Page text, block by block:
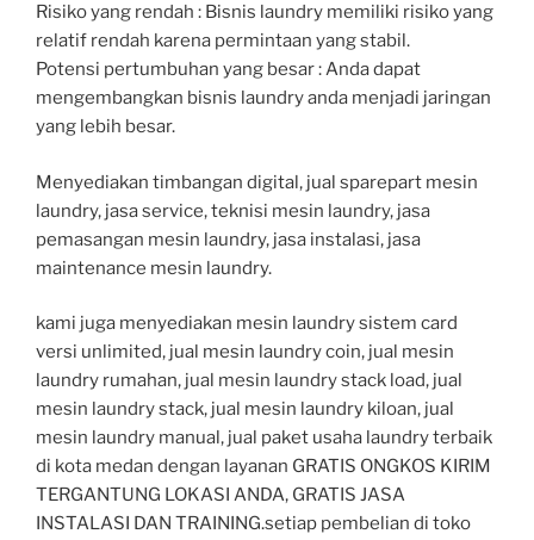
Risiko yang rendah : Bisnis laundry memiliki risiko yang
relatif rendah karena permintaan yang stabil.
Potensi pertumbuhan yang besar : Anda dapat
mengembangkan bisnis laundry anda menjadi jaringan
yang lebih besar.
Menyediakan timbangan digital, jual sparepart mesin
laundry, jasa service, teknisi mesin laundry, jasa
pemasangan mesin laundry, jasa instalasi, jasa
maintenance mesin laundry.
kami juga menyediakan mesin laundry sistem card
versi unlimited, jual mesin laundry coin, jual mesin
laundry rumahan, jual mesin laundry stack load, jual
mesin laundry stack, jual mesin laundry kiloan, jual
mesin laundry manual, jual paket usaha laundry terbaik
di kota medan dengan layanan GRATIS ONGKOS KIRIM
TERGANTUNG LOKASI ANDA, GRATIS JASA
INSTALASI DAN TRAINING.setiap pembelian di toko